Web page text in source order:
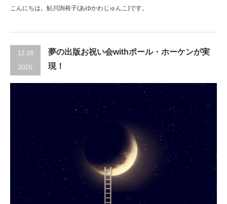
こんにちは。鮎川詢裕子(あゆかわじゅんこ)です。
12.28
2020
夢の出版お祝い会withポール・ホーケンが実
現！